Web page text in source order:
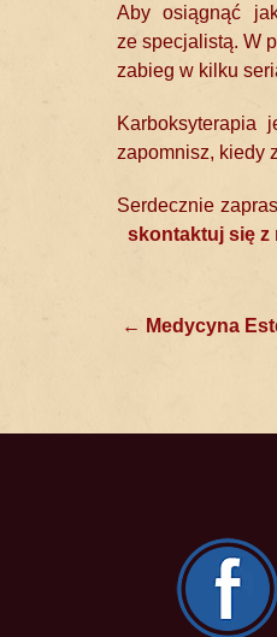
Aby osiągnąć
ze specjalistą. W
zabieg w kilku
Karboksyterapia
zapomnisz, kiedy
Serdecznie
skontaktuj się z
Post
← Medycyna